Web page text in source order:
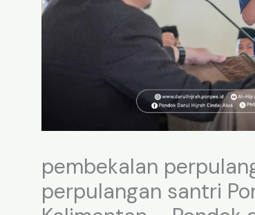
pembekalan
perpulangan santri